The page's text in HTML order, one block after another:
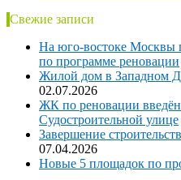
Свежие записи
На юго-востоке Москвы
по программе реновации
Жилой дом в Западном
02.07.2026
ЖК по реновации
Судостроительной улице
Завершение
07.04.2026
Новые 5 площадок по